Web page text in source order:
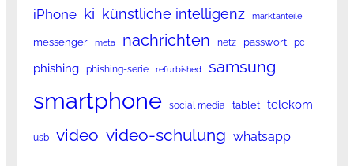
iPhone ki künstliche intelligenz marktanteile
messenger meta nachrichten netz passwort pc
phishing phishing-serie refurbished samsung
smartphone social media tablet telekom
usb video video-schulung whatsapp